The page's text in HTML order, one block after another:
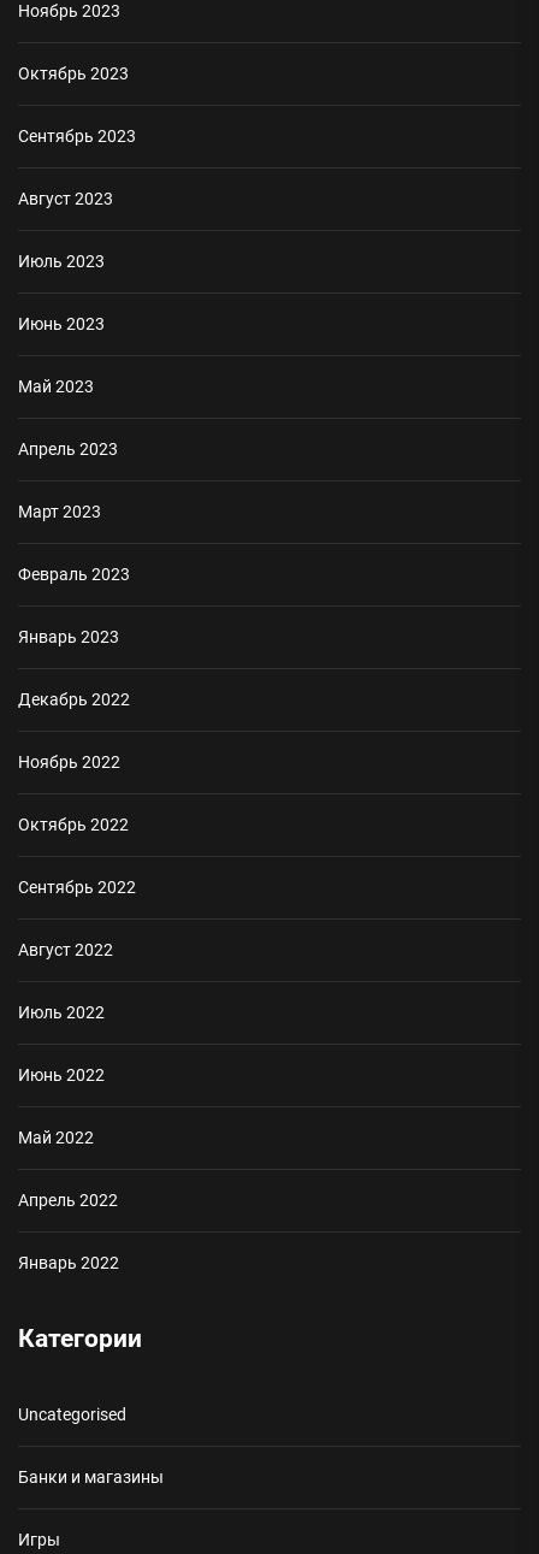
Ноябрь 2023
Октябрь 2023
Сентябрь 2023
Август 2023
Июль 2023
Июнь 2023
Май 2023
Апрель 2023
Март 2023
Февраль 2023
Январь 2023
Декабрь 2022
Ноябрь 2022
Октябрь 2022
Сентябрь 2022
Август 2022
Июль 2022
Июнь 2022
Май 2022
Апрель 2022
Январь 2022
Категории
Uncategorised
Банки и магазины
Игры